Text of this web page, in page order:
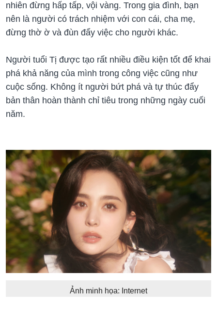
nhiên đừng hấp tấp, vội vàng. Trong gia đình, bạn
nên là người có trách nhiệm với con cái, cha mẹ,
đừng thờ ờ và đùn đẩy việc cho người khác.
Người tuổi Tị được tạo rất nhiều điều kiện tốt để khai
phá khả năng của mình trong công việc cũng như
cuộc sống. Không ít người bứt phá và tự thúc đẩy
bản thân hoàn thành chỉ tiêu trong những ngày cuối
năm.
Ảnh minh họa: Internet